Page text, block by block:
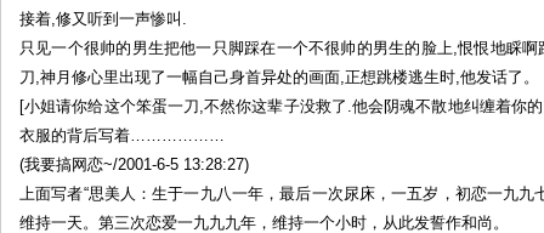
接着,修又听到一声惨叫.
只见一个很帅的男生把他一只脚踩在一个不很帅的男生的脸上,恨恨地睬
刀,神月修心里出现了一幅自己身首异处的画面,正想跳楼逃生时,他发话了。
[小姐请你给这个笨蛋一刀,不然你这辈子没救了.他会阴魂不散地纠缠着你
衣服的背后写着………………
(我要搞网恋~/2001-6-5 13:28:27)
上面写者“思美人：生于一九八一年，最后一次尿床，一五岁，初恋一九
维持一天。第三次恋爱一九九九年，维持一个小时，从此发誓作和尚。